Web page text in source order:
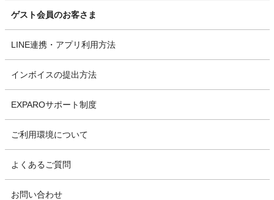
ゲスト会員のお客さま
LINE連携・アプリ利用方法
インボイスの提出方法
EXPAROサポート制度
ご利用環境について
よくあるご質問
お問い合わせ